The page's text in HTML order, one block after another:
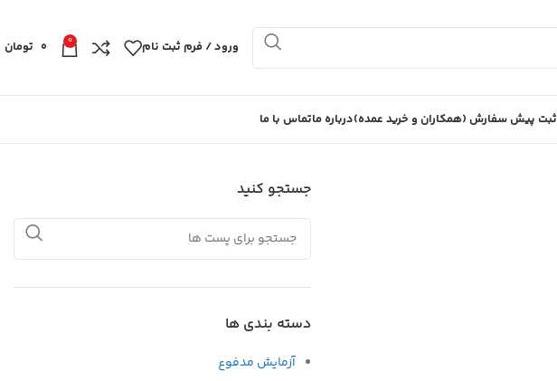
ورود / فرم ثبت نام 0
0 تومان
ثبت پیش سفارش (همکاران و خرید عمده)درباره ماتماس با ما
جستجو کنید
دسته بندی ها
آزمایش مدفوع